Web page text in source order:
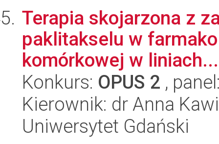
Terapia skojarzona z
paklitakselu w
komórkowej w liniach...
Konkurs: OPUS 2 ,
Kierownik: dr Anna
Uniwersytet Gdański